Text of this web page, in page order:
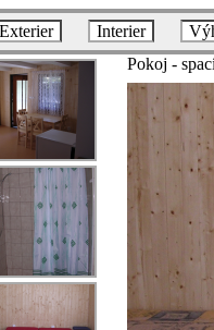
Exterier Interier
Pokoj -